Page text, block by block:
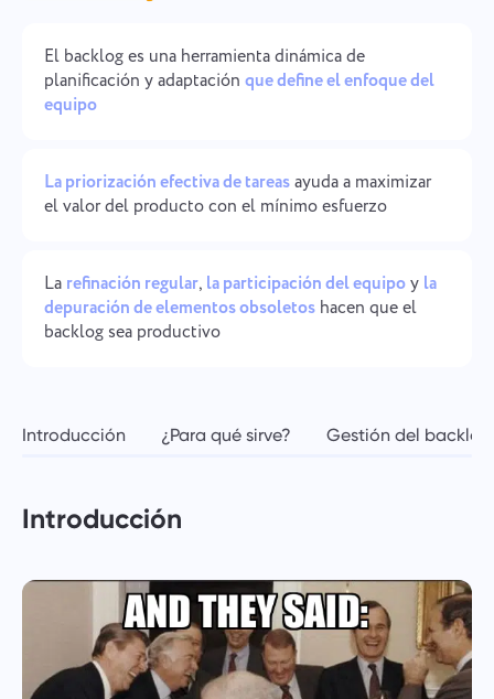
Русский
Türkçe
Tiếng Việt
El backlog es una herramienta dinámica de
planificación y adaptaciónque define el enfoque del
equipo
La priorización efectiva de tareasayuda a maximizar
el valor del producto con el mínimo esfuerzo
La refinación regular, la participación del equipoy la
depuración de elementos obsoletos hacen que el
backlog sea productivo
Introducción ¿Para qué sirve? Gestión del backlog
Introducción
Gestión de la empresa